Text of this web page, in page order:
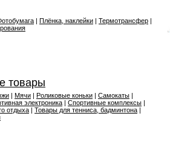
| Плёнка, наклейки | Термотрансфер |
товары
| Мячи | Роликовые коньки | Самокаты |
электроника | Спортивные комплексы |
отдыха | Товары для тенниса, бадминтона |